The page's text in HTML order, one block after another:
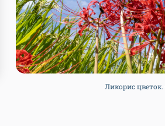
Ликорис